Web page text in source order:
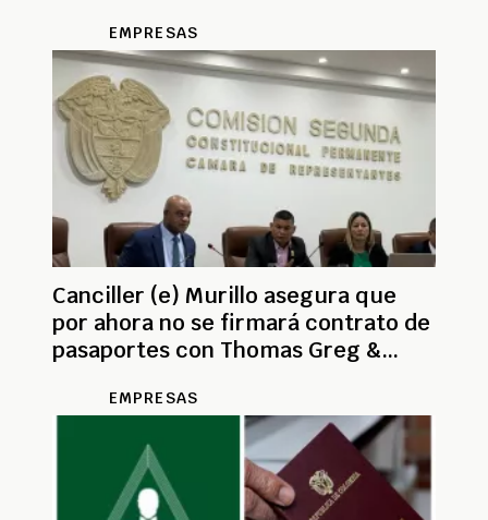
EMPRESAS
Canciller (e) Murillo asegura que
por ahora no se firmará contrato de
pasaportes con Thomas Greg &
EMPRESAS